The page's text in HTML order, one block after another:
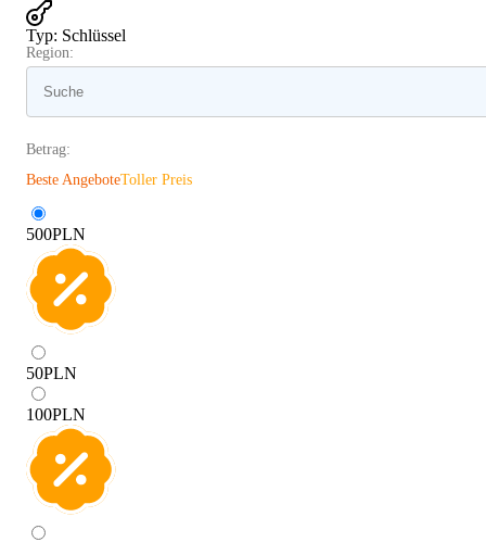
Typ: Schlüssel
Region:
Betrag:
Beste AngeboteToller Preis
500PLN
50PLN
100PLN